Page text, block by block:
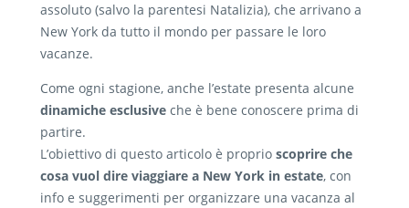
assoluto (salvo la parentesi Natalizia), che arrivano a
New York da tutto il mondo per passare le loro
vacanze.
Come ogni stagione, anche l’estate presenta alcune
dinamiche esclusive che è bene conoscere prima di
partire.
L’obiettivo di questo articolo è proprio scoprire che
cosa vuol dire viaggiare a New York in estate, con
info e suggerimenti per organizzare una vacanza al